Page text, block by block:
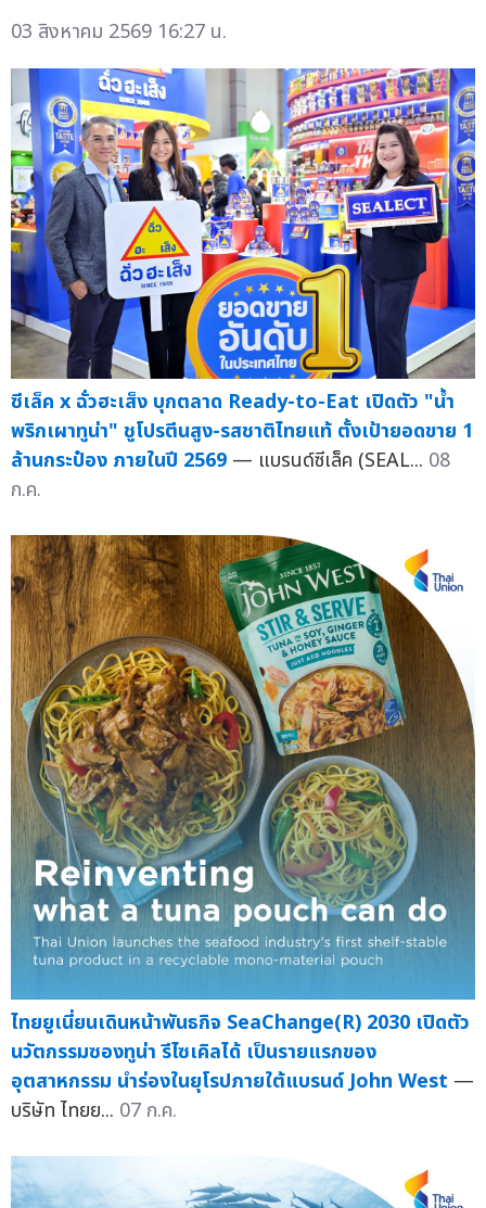
03 สิงหาคม 2569 16:27 น.
ซีเล็ค x ฉั่วฮะเส็ง บุกตลาด Ready-to-Eat เปิดตัว "น้ำ
พริกเผาทูน่า" ชูโปรตีนสูง-รสชาติไทยแท้ ตั้งเป้ายอดขาย 1
ล้านกระป๋อง ภายในปี 2569 — แบรนด์ซีเล็ค (SEAL... 08
ก.ค.
ไทยยูเนี่ยนเดินหน้าพันธกิจ SeaChange(R) 2030 เปิดตัว
นวัตกรรมซองทูน่า รีไซเคิลได้ เป็นรายแรกของ
อุตสาหกรรม นำร่องในยุโรปภายใต้แบรนด์ John West —
บริษัท ไทยย... 07 ก.ค.